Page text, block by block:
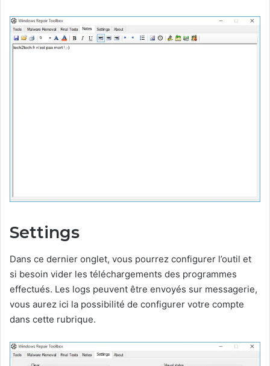
Settings
Dans ce dernier onglet, vous pourrez configurer l’outil et
si besoin vider les téléchargements des programmes
effectués. Les logs peuvent être envoyés sur messagerie,
vous aurez ici la possibilité de configurer votre compte
dans cette rubrique.